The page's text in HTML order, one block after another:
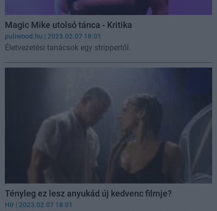
Magic Mike utolsó tánca - Kritika
puliwood.hu | 2023.02.07 18:01
Életvezetési tanácsok egy strippertől.
Tényleg ez lesz anyukád új kedvenc filmje?
Hír | 2023.02.07 18:01